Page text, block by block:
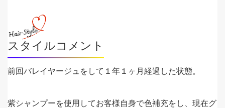
スタイルコメント
前回バレイヤージュをして１年１ヶ月経過した状態。
紫シャンプーを使用してお客様自身で色補充をし、現在グ